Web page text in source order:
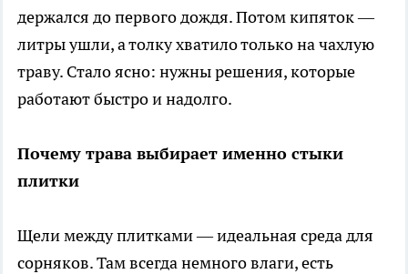
держался до первого дождя. Потом кипяток —
литры ушли, а толку хватило только на чахлую
траву. Стало ясно: нужны решения, которые
работают быстро и надолго.
Почему трава выбирает именно стыки
плитки
Щели между плитками — идеальная среда для
сорняков. Там всегда немного влаги, есть